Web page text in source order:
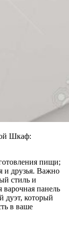
Шкаф:
пищи;
и друзья. Важно
стиль и
панель
дуэт, который
в ваше